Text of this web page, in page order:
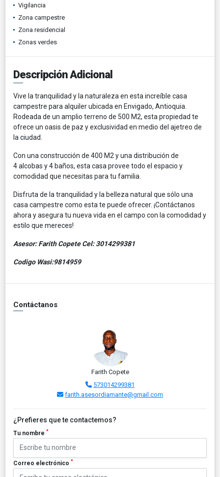
Vigilancia
Zona campestre
Zona residencial
Zonas verdes
Descripción Adicional
Vive la tranquilidad y la naturaleza en esta increíble casa
campestre para alquiler ubicada en Envigado, Antioquia.
Rodeada de un amplio terreno de 500 M2, esta propiedad te
ofrece un oasis de paz y exclusividad en medio del ajetreo de
la ciudad.
Con una construcción de 400 M2 y una distribución de
4 alcobas y 4 baños, esta casa provee todo el espacio y
comodidad que necesitas para tu familia.
Disfruta de la tranquilidad y la belleza natural que sólo una
casa campestre como esta te puede ofrecer. ¡Contáctanos
ahora y asegura tu nueva vida en el campo con la comodidad y
estilo que mereces!
Asesor: Farith Copete Cel: 3014299381
Codigo Wasi:9814959
Contáctanos
Farith Copete
573014299381
farith.asesordiamante@gmail.com
¿Prefieres que te contactemos?
Tu nombre *
Correo electrónico *